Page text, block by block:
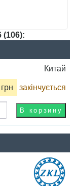
(106):
Китай
закінчується